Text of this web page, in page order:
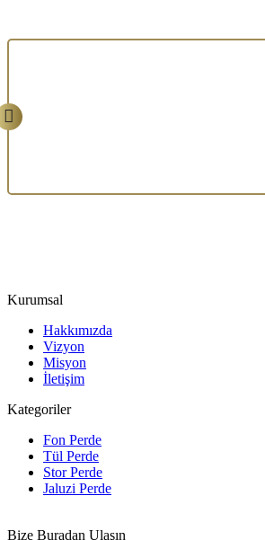
Kurumsal
Hakkımızda
Vizyon
Misyon
İletişim
Kategoriler
Fon Perde
Tül Perde
Stor Perde
Jaluzi Perde
Bize Buradan Ulaşın